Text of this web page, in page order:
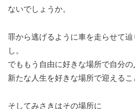
ないでしょうか。
罪から逃げるように車を走らせて
し。
でももう自由に好きな場所で自分の
新たな人生を好きな場所で迎えるこ
そしてみさきはその場所に